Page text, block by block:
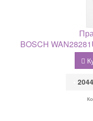
BOSCH